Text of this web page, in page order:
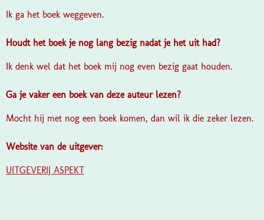
Ik ga het boek weggeven.
Houdt het boek je nog lang bezig nadat je het uit had?
Ik denk wel dat het boek mij nog even bezig gaat houden.
Ga je vaker een boek van deze auteur lezen?
Mocht hij met nog een boek komen, dan wil ik die zeker lezen.
Website van de uitgever:
UITGEVERIJ ASPEKT